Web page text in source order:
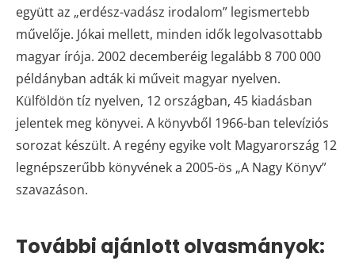
együtt az „erdész-vadász irodalom” legismertebb
művelője. Jókai mellett, minden idők legolvasottabb
magyar írója. 2002 decemberéig legalább 8 700 000
példányban adták ki műveit magyar nyelven.
Külföldön tíz nyelven, 12 országban, 45 kiadásban
jelentek meg könyvei. A könyvből 1966-ban televíziós
sorozat készült. A regény egyike volt Magyarország 12
legnépszerűbb könyvének a 2005-ös „A Nagy Könyv”
szavazáson.
További ajánlott olvasmányok: